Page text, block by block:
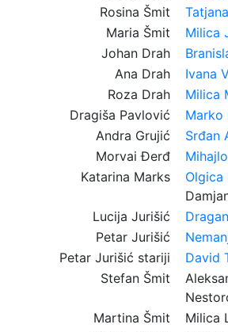
Rosina Šmit
Maria Šmit
Milica
Johan Drah
Ana Drah
Ivana
Roza Drah
Milica
Dragiša Pavlović
Marko
Andra Grujić
Srđan
Morvai Đerđ
Katarina Marks
Olgica
Lucija Jurišić
Petar Jurišić
Petar Jurišić stariji
David
Stefan Šmit
Martina Šmit
Milica